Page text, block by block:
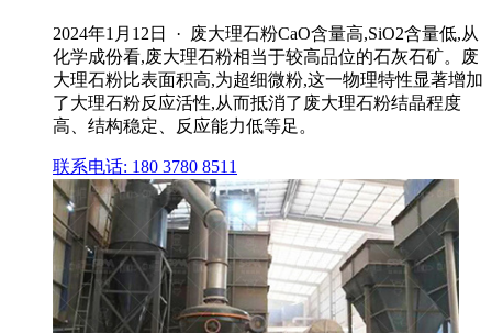
2024年1月12日 · 废大理石粉CaO含量高,SiO2含量低,从
化学成份看,废大理石粉相当于较高品位的石灰石矿。废
大理石粉比表面积高,为超细微粉,这一物理特性显著增加
了大理石粉反应活性,从而抵消了废大理石粉结晶程度
高、结构稳定、反应能力低等足。
联系电话: 180 3780 8511